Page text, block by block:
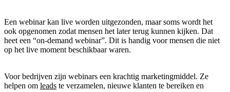
Een webinar kan live worden uitgezonden, maar soms wordt het
ook opgenomen zodat mensen het later terug kunnen kijken. Dat
heet een “on-demand webinar”. Dit is handig voor mensen die niet
op het live moment beschikbaar waren.
Voor bedrijven zijn webinars een krachtig marketingmiddel. Ze
helpen om leads te verzamelen, nieuwe klanten te bereiken en